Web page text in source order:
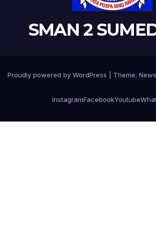
SMAN 2
Proudly powered by WordPress Theme:
InstagramFacebookYoutube